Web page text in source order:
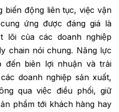
biến động liên tục, việc vận
ứng được đáng giá là
lõi của các doanh nghiệp
chain nói chung. Năng lực
đến biên lợi nhuận và trải
doanh nghiệp sản xuất,
qua việc điều phối, giữ
phẩm tới khách hàng hay